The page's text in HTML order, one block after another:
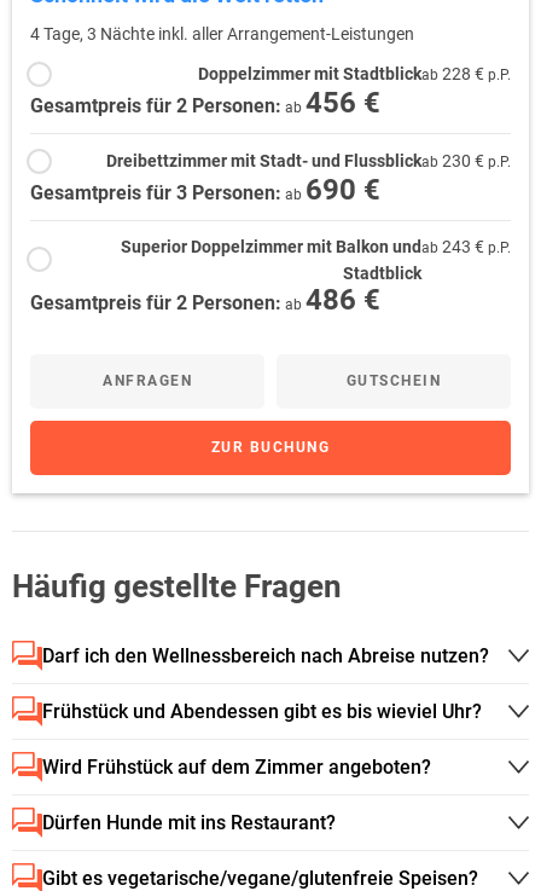
4 Tage, 3 Nächte inkl. aller Arrangement-Leistungen
Doppelzimmer mit Stadtblickab 228 € p.P.
Gesamtpreis für 2 Personen: ab 456 €
Dreibettzimmer mit Stadt- und Flussblickab 230 € p.P.
Gesamtpreis für 3 Personen: ab 690 €
Superior Doppelzimmer mit Balkon und
Stadtblick
ab 243 € p.P.
Gesamtpreis für 2 Personen: ab 486 €
ANFRAGEN GUTSCHEIN
ZUR BUCHUNG
Häufig gestellte Fragen
Darf ich den Wellnessbereich nach Abreise nutzen?
Frühstück und Abendessen gibt es bis wieviel Uhr?
Wird Frühstück auf dem Zimmer angeboten?
Dürfen Hunde mit ins Restaurant?
Gibt es vegetarische/vegane/glutenfreie Speisen?